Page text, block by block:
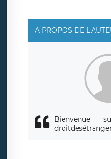
rue Léopold Sédar
également le droit
d’une autorité de contrôle.
A PROPOS DE